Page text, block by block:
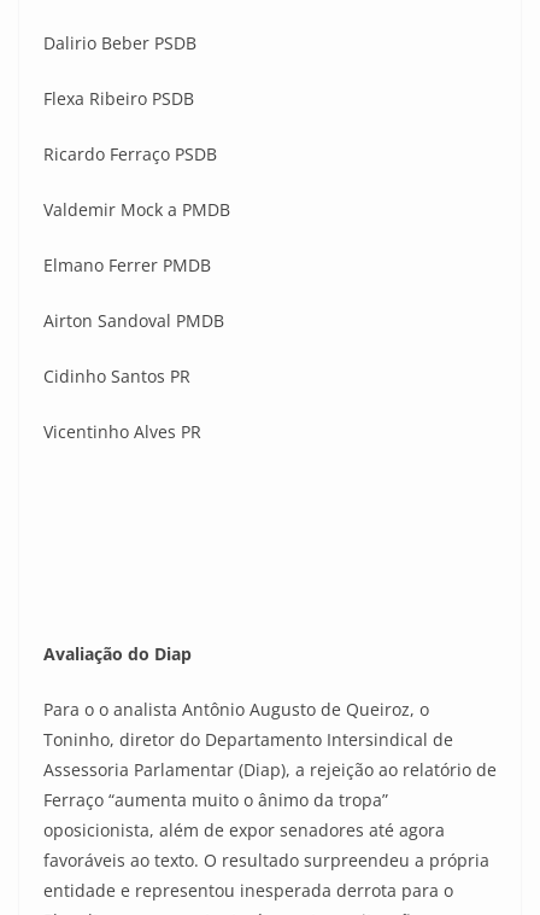
Dalirio Beber PSDB
Flexa Ribeiro PSDB
Ricardo Ferraço PSDB
Valdemir Mock a PMDB
Elmano Ferrer PMDB
Airton Sandoval PMDB
Cidinho Santos PR
Vicentinho Alves PR
Avaliação do Diap
Para o o analista Antônio Augusto de Queiroz, o
Toninho, diretor do Departamento Intersindical de
Assessoria Parlamentar (Diap), a rejeição ao relatório de
Ferraço “aumenta muito o ânimo da tropa”
oposicionista, além de expor senadores até agora
favoráveis ao texto. O resultado surpreendeu a própria
entidade e representou inesperada derrota para o